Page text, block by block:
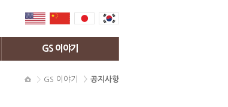
GS 이야기
공지사항 GS 이야기 공지사항